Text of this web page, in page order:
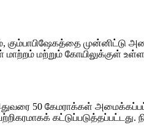
முன்னிட்டு
மாற்றம் மற்றும் கோயிலுக்குள்
இதுவரை 50 கேமராக்கள்
கட்டுப்படுத்தப்பட்டது.